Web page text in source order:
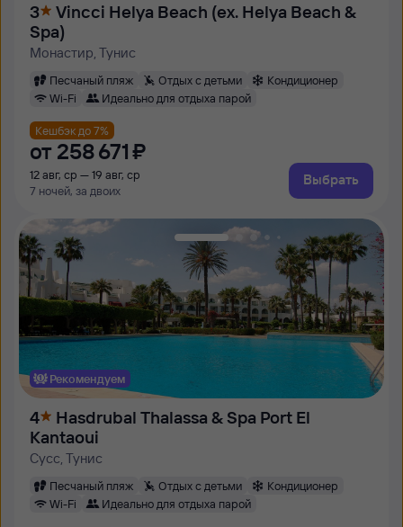
3
Vincci Helya Beach (ex. Helya Beach &
Spa)
Монастир, Тунис
Песчаный пляж Отдых с детьми
Кондиционер
Wi-Fi
Идеально для отдыха парой
Кешбэк до 7%
от 258 ⁠671 ⁠₽
12 авг, ср — 19 авг, ср
7 ночей, за двоих
Выбрать
Рекомендуем
4
Hasdrubal Thalassa & Spa Port El
Kantaoui
Сусс, Тунис
Песчаный пляж Отдых с детьми
Кондиционер
Wi-Fi
Идеально для отдыха парой